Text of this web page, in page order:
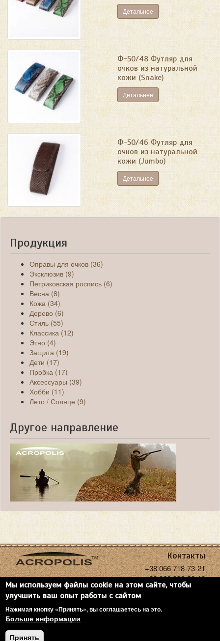
Детальнее
Ф-50/48 Футляр для
очков из натуральной
кожи (Snake)
Детальнее
Ф-50/46 Футляр для
очков из натуральной
кожи (Jumbo)
Детальнее
Продукция
Оправы для очков (36)
Эксклюзив (9)
Петриковская роспись (6)
Весна (8)
Кожа (34)
Дерево (6)
Стиль (55)
Классика (12)
Этно (4)
Защита (19)
Дети (17)
Пробка (17)
Аксессуары (39)
Хобби (11)
Лето / Солнце (9)
Другое направление
Контакты
+38 066 718-73-21
+38 068 936-30-18
acropolisoptics@gmail.com
Мы используем файлы cookie на этом сайте, чтобы
улучшить ваш опыт работы с сайтом
Нажимая кнопку «Принять», вы соглашаетесь на это.
Больше информации
Принять